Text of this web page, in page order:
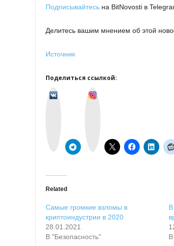
Подписывайтесь на BitNovosti в
Делитесь вашим мнением об этой
Источник
Поделиться ссылкой:
Related
Самые громкие взломы в
криптоиндустрии в 2020
28.01.2021
В "Безопасность"
В